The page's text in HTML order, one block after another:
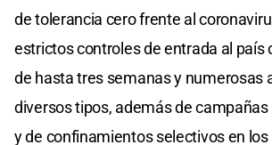
de tolerancia cero frente al
estrictos controles de entrada al país
de hasta tres semanas y numerosas
diversos tipos, además de
y de confinamientos selectivos en